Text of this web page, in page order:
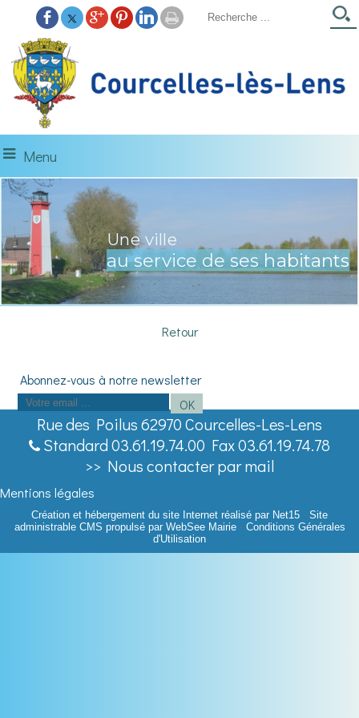
Menu
à découvrir...
La Gare d'Eau
Une ville
au service de ses habitants
Retour
votre
adresse
email
(obligatoire)
OK
Rue des Poilus 62970 Courcelles-Les-Lens
Standard 03.61.19.74.00 Fax 03.61.19.74.78
>> Nous contacter par mail
Mentions légales
Création et hébergement du site Internet réalisé par Net15 - Site
administrable CMS propulsé par WebSee Mairie- Conditions Générales
d'Utilisation